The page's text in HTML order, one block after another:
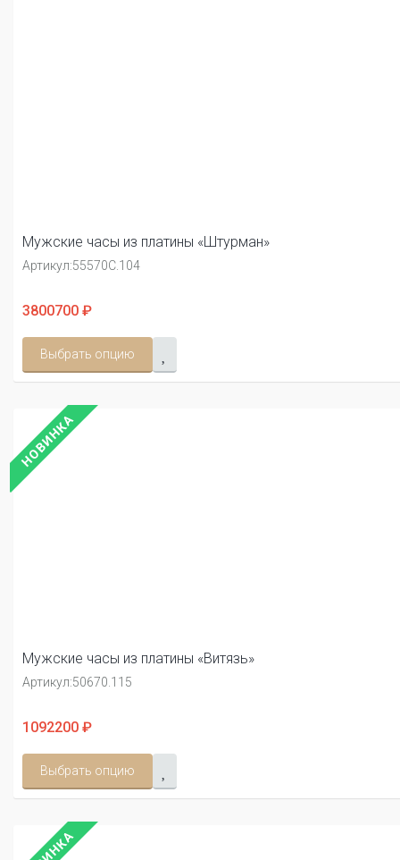
Мужские часы из платины «Штурман»
Артикул:55570С.104
3800700 ₽
Выбрать опцию
НОВИНКА
Мужские часы из платины «Витязь»
Артикул:50670.115
1092200 ₽
Выбрать опцию